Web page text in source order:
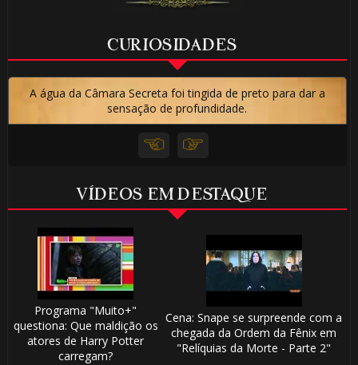
CURIOSIDADES
A água da Câmara Secreta foi tingida de preto para dar a
sensação de profundidade.
VÍDEOS EM DESTAQUE
Programa "Muito+"
questiona: Que maldição os
atores de Harry Potter
carregam?
Cena: Snape se surpreende com a
chegada da Ordem da Fênix em
"Relíquias da Morte - Parte 2"